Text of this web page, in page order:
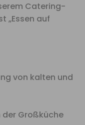
Catering-
„Essen auf
von kalten und
Großküche